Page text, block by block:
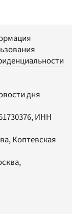
дня
ИНН
Коптевская
,